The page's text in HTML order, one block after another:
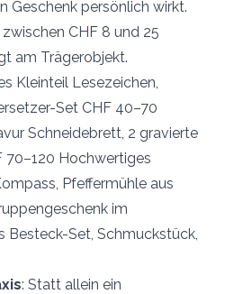
Geschenk persönlich wirkt.
CHF 8 und 25
am Trägerobjekt.
Kleinteil Lesezeichen,
Set CHF 40–70
Schneidebrett, 2 gravierte
70–120 Hochwertiges
Pfeffermühle aus
im
Besteck-Set, Schmuckstück,
: Statt allein ein